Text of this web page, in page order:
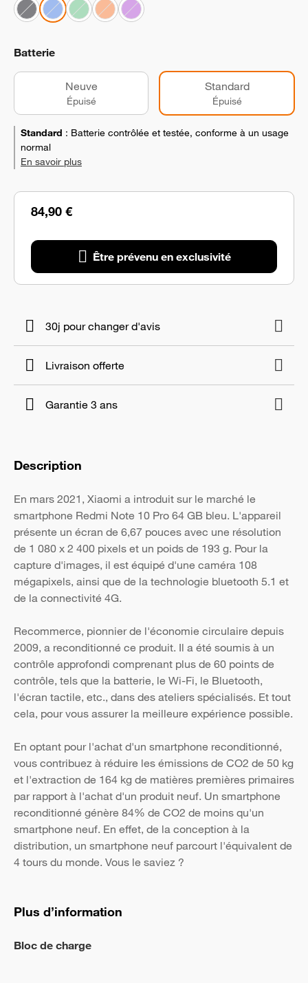
84,90 €
Être prévenu en exclusivité
Batterie
Neuve
Épuisé
Standard
Épuisé
Standard : Batterie contrôlée et testée, conforme à un usage
normal
En savoir plus
30j pour changer d'avis
Livraison offerte
Garantie 3 ans
Description
En mars 2021, Xiaomi a introduit sur le marché le
smartphone Redmi Note 10 Pro 64 GB bleu. L'appareil
présente un écran de 6,67 pouces avec une résolution
de 1 080 x 2 400 pixels et un poids de 193 g. Pour la
capture d'images, il est équipé d'une caméra 108
mégapixels, ainsi que de la technologie bluetooth 5.1 et
de la connectivité 4G.
Recommerce, pionnier de l'économie circulaire depuis
2009, a reconditionné ce produit. Il a été soumis à un
contrôle approfondi comprenant plus de 60 points de
contrôle, tels que la batterie, le Wi-Fi, le Bluetooth,
l'écran tactile, etc., dans des ateliers spécialisés. Et tout
cela, pour vous assurer la meilleure expérience possible.
En optant pour l'achat d'un smartphone reconditionné,
vous contribuez à réduire les émissions de CO2 de 50 kg
et l'extraction de 164 kg de matières premières primaires
par rapport à l'achat d'un produit neuf. Un smartphone
reconditionné génère 84% de CO2 de moins qu'un
smartphone neuf. En effet, de la conception à la
distribution, un smartphone neuf parcourt l'équivalent de
4 tours du monde. Vous le saviez ?
Plus d’information
Bloc de charge